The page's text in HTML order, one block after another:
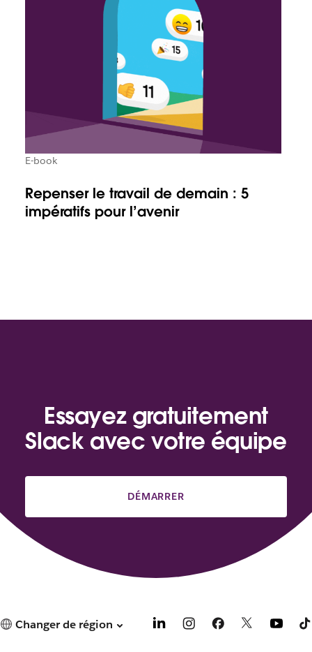
E-book
Repenser le travail de demain : 5
impératifs pour l’avenir
Essayez gratuitement
Slack avec votre équipe
DÉMARRER
Changer de région